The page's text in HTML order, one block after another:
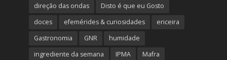
direção das ondas
Disto é que eu Gosto
doces
efemérides & curiosidades
ericeira
Gastronomia
GNR
humidade
ingrediente da semana
IPMA Mafra